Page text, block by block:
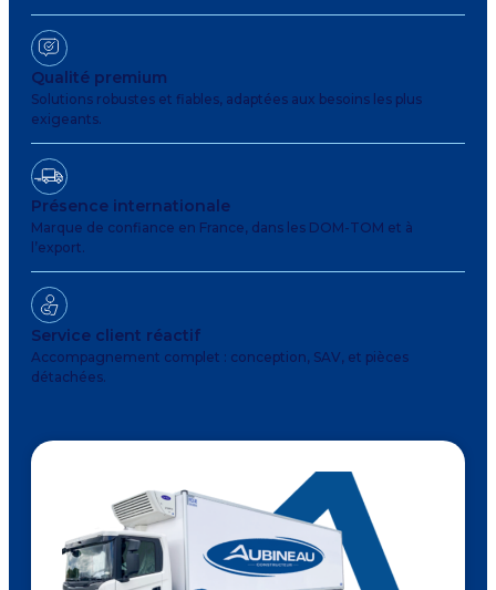
Qualité premium
Solutions robustes et fiables, adaptées aux besoins les plus
exigeants.
Présence internationale
Marque de confiance en France, dans les DOM-TOM et à
l’export.
Service client réactif
Accompagnement complet : conception, SAV, et pièces
détachées.